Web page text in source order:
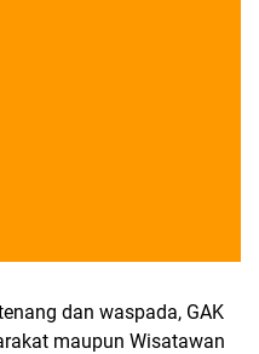
dan waspada, GAK
maupun Wisatawan